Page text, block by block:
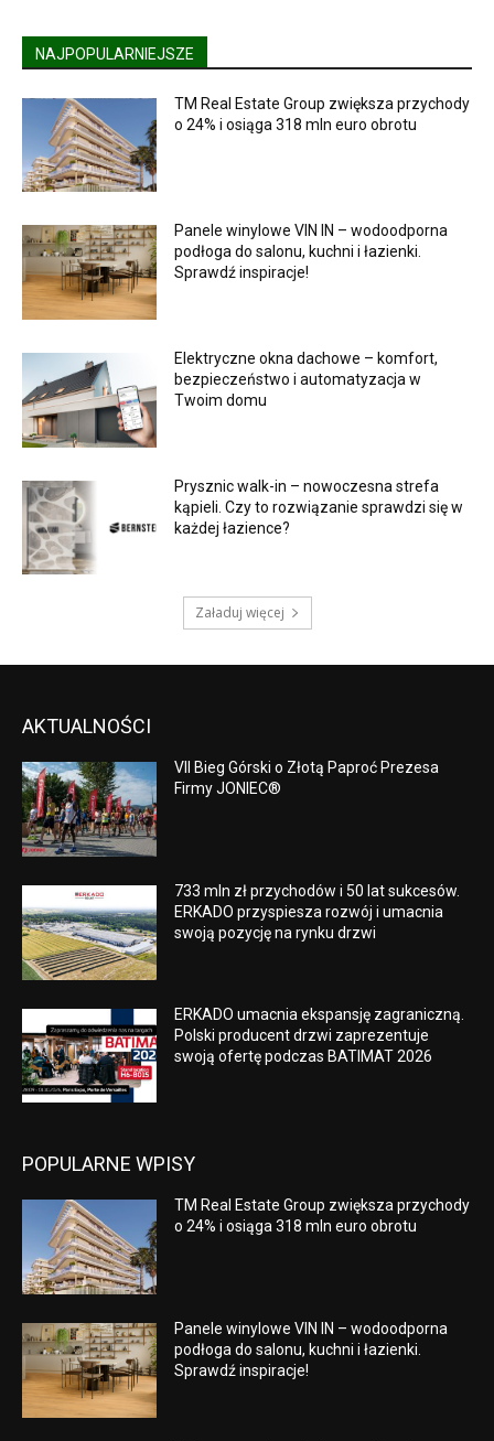
NAJPOPULARNIEJSZE
TM Real Estate Group zwiększa przychody
o 24% i osiąga 318 mln euro obrotu
Panele winylowe VIN IN – wodoodporna
podłoga do salonu, kuchni i łazienki.
Sprawdź inspiracje!
Elektryczne okna dachowe – komfort,
bezpieczeństwo i automatyzacja w
Twoim domu
Prysznic walk-in – nowoczesna strefa
kąpieli. Czy to rozwiązanie sprawdzi się w
każdej łazience?
Załaduj więcej
AKTUALNOŚCI
VII Bieg Górski o Złotą Paproć Prezesa
Firmy JONIEC®
733 mln zł przychodów i 50 lat sukcesów.
ERKADO przyspiesza rozwój i umacnia
swoją pozycję na rynku drzwi
ERKADO umacnia ekspansję zagraniczną.
Polski producent drzwi zaprezentuje
swoją ofertę podczas BATIMAT 2026
POPULARNE WPISY
TM Real Estate Group zwiększa przychody
o 24% i osiąga 318 mln euro obrotu
Panele winylowe VIN IN – wodoodporna
podłoga do salonu, kuchni i łazienki.
Sprawdź inspiracje!